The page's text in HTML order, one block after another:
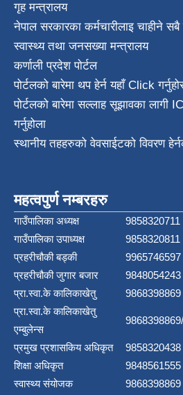
गृह मन्त्रालय
नेपाल सरकारका कर्मचारीलाइ चाहीने
स्वास्थ्य तथा जनस‌ख्या मन्त्रालय
कर्णाली प्रदेश पाेर्टल
पोर्टलको बारेमा थप हेर्नयहाँ Click
पोर्टलको बारेमा सल्लाह सूझावका लागी
गर्नुहोला
स्थानीय तहहरुको वेवसाईटको विवरण
महत्वपुर्ण नम्बरहरु
गाउँपालिका अध्यक्ष
9858320711
गाउँपालिका उपाध्यक्ष
9858320811
प्रहरीचौकी बड्की
9965746597
प्रहरीचौकी जुगार बजार
9848054243
प्रा.स्वा.के कालिकाखेतु
9868398869
प्रा.स्वा.के कालिकाखेतु
एम्बुलेन्स
प्रमुख प्रशासकिय अधिकृत
9858320438
शिक्षा अधिकृत
9848561555
स्वास्थ्य संयोजक
9868398869